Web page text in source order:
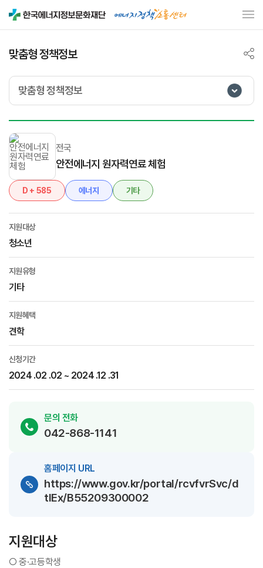
맞춤형 정책정보
맞춤형 정책정보
전국
안전에너지 원자력연료 체험
D + 585 에너지 기타
지원대상
청소년
지원유형
기타
지원혜택
견학
신청기간
2024 .02 .02 ~ 2024 .12 .31
문의 전화
042-868-1141
홈페이지 URL
https://www.gov.kr/portal/rcvfvrSvc/d
tlEx/B55209300002
지원대상
○ 중·고등학생